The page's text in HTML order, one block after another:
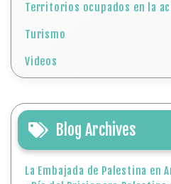
Territorios ocupados en la
Turismo
Videos
Blog Archives
La Embajada de Palestina en